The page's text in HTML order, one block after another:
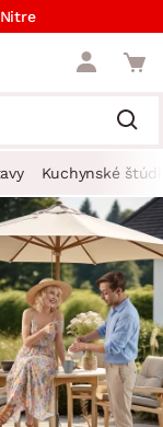
Kuchynské